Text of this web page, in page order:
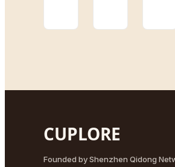
CUPLORE
Founded by Shenzhen Qidong